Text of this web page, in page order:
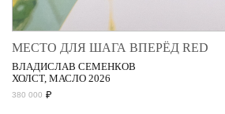
МЕСТО ДЛЯ ШАГА ВПЕРЁД RED
ВЛАДИСЛАВ СЕМЕНКОВ
ХОЛСТ, МАСЛО 2026
380 000 ₽